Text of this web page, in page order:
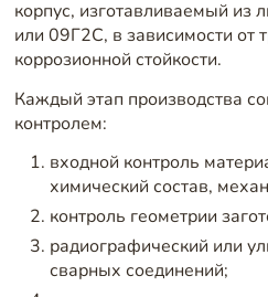
корпус, изготавливаемый из
или 09Г2С, в зависимости от
коррозионной стойкости.
Каждый этап производства
контролем:
входной контроль
химический состав,
контроль геометрии
радиографический или
сварных соединений;